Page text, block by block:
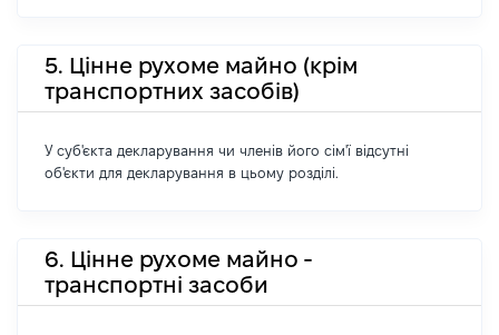
5. Цінне рухоме майно (крім
транспортних засобів)
У суб'єкта декларування чи членів його сім'ї відсутні
об'єкти для декларування в цьому розділі.
6. Цінне рухоме майно -
транспортні засоби